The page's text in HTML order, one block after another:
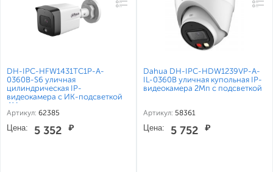
DH-IPC-HFW1431TC1P-A-
0360B-S6 уличная
цилиндрическая IP-
видеокамера с ИК-подсветкой
4Мп
Артикул: 62385
Цена: 5 352 ₽
Dahua DH-IPC-HDW1239VP-A-
IL-0360B уличная купольная IP-
видеокамера 2Мп с подсветкой
Артикул: 58361
Цена: 5 752 ₽